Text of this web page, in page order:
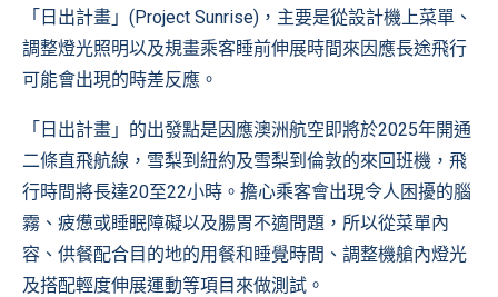
「日出計畫」(Project Sunrise)，主要是從設計機上菜單、
調整燈光照明以及規畫乘客睡前伸展時間來因應長途飛行
可能會出現的時差反應。
「日出計畫」的出發點是因應澳洲航空即將於2025年開通
二條直飛航線，雪梨到紐約及雪梨到倫敦的來回班機，飛
行時間將長達20至22小時。擔心乘客會出現令人困擾的腦
霧、疲憊或睡眠障礙以及腸胃不適問題，所以從菜單內
容、供餐配合目的地的用餐和睡覺時間、調整機艙內燈光
及搭配輕度伸展運動等項目來做測試。